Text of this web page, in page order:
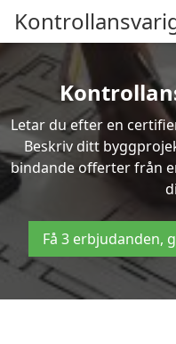
Letar du efter en
Beskriv ditt
bindande offerter från
Få 3 erbjudanden,